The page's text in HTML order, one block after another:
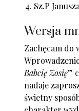
Sz.P
Wersja
Zachęcam do
Babcię Zosię”
nadaje
świetny